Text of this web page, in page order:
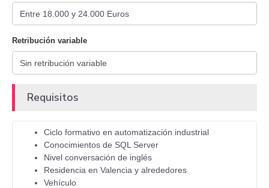
Retribución variable
Requisitos
Ciclo formativo en automatización industrial
Conocimientos de SQL Server
Nivel conversación de inglés
Residencia en Valencia y alrededores
Vehículo